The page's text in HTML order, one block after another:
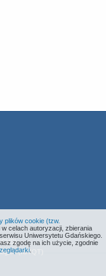
(ICTQT)
plików cookie (tzw.
celach autoryzacji, zbierania
Uniwersytetu Gdańskiego.
zgodę na ich użycie, zgodnie